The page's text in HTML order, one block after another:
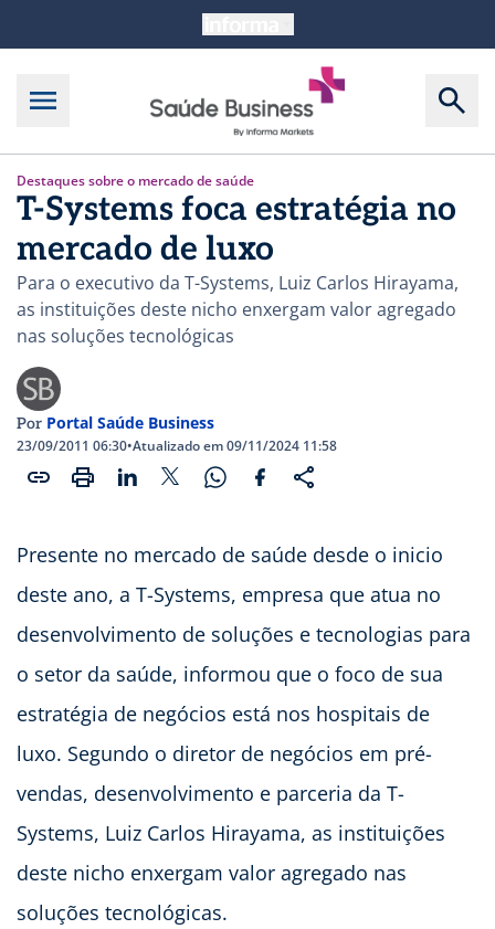
Destaques sobre o mercado de saúde
T-Systems foca estratégia no
mercado de luxo
Para o executivo da T-Systems, Luiz Carlos Hirayama,
as instituições deste nicho enxergam valor agregado
nas soluções tecnológicas
Por Portal Saúde Business
23/09/2011 06:30•Atualizado em 09/11/2024 11:58
Presente no mercado de saúde desde o inicio
deste ano, a T-Systems, empresa que atua no
desenvolvimento de soluções e tecnologias para
o setor da saúde, informou que o foco de sua
estratégia de negócios está nos hospitais de
luxo. Segundo o diretor de negócios em pré-
vendas, desenvolvimento e parceria da T-
Systems, Luiz Carlos Hirayama, as instituições
deste nicho enxergam valor agregado nas
soluções tecnológicas.